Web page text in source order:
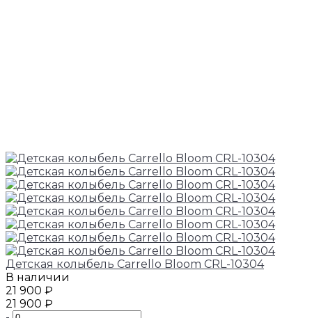
Детская колыбель Carrello Bloom CRL-10304
В наличии
21 900 ₽
21 900 ₽